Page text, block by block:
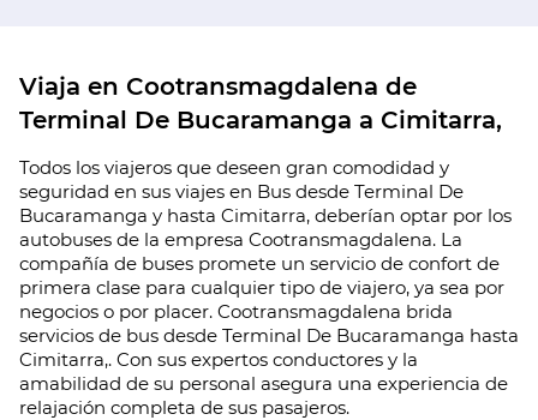
Viaja en Cootransmagdalena de
Terminal De Bucaramanga a Cimitarra,
Todos los viajeros que deseen gran comodidad y
seguridad en sus viajes en Bus desde Terminal De
Bucaramanga y hasta Cimitarra, deberían optar por los
autobuses de la empresa Cootransmagdalena. La
compañía de buses promete un servicio de confort de
primera clase para cualquier tipo de viajero, ya sea por
negocios o por placer. Cootransmagdalena brida
servicios de bus desde Terminal De Bucaramanga hasta
Cimitarra,. Con sus expertos conductores y la
amabilidad de su personal asegura una experiencia de
relajación completa de sus pasajeros.